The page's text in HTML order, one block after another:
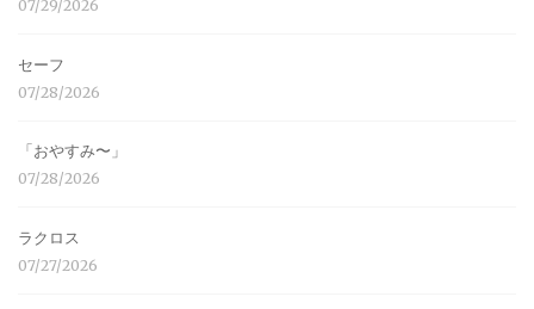
07/29/2026
セーフ
07/28/2026
「おやすみ〜」
07/28/2026
ラクロス
07/27/2026